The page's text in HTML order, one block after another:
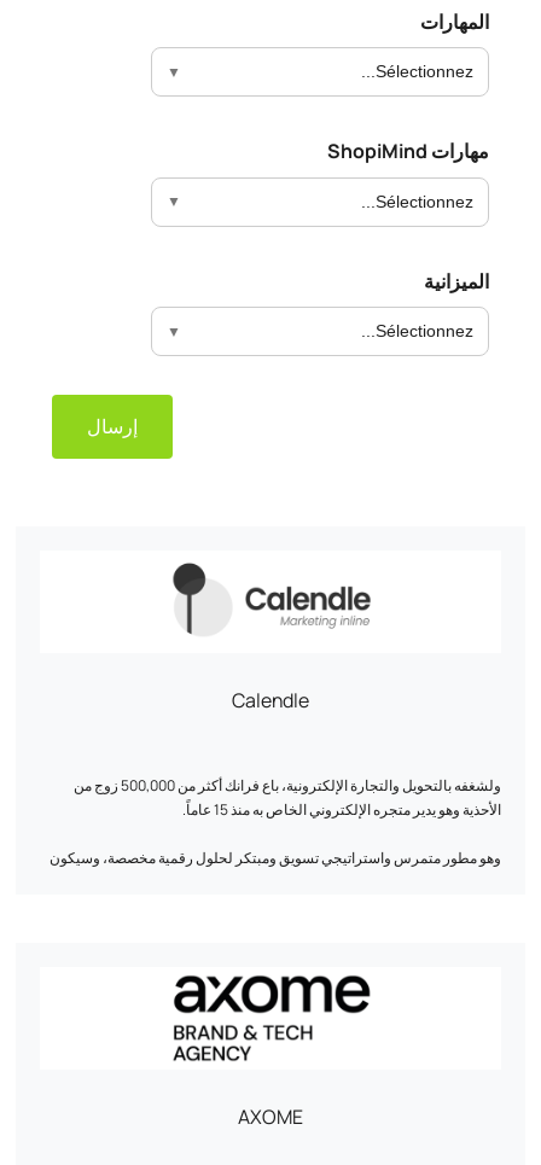
المهارات
Sélectionnez...
مهارات ShopiMind
Sélectionnez...
الميزانية
Sélectionnez...
إرسال
Calendle
ولشغفه بالتحويل والتجارة الإلكترونية، باع فرانك أكثر من 500,000 زوج من
الأحذية وهو يدير متجره الإلكتروني الخاص به منذ 15 عاماً.
وهو مطور متمرس واستراتيجي تسويق ومبتكر لحلول رقمية مخصصة، وسيكون
سلوك المستهلك لتحسين كل مرحلة من مراحل رحلة العميل، بدءاً من التفاعل
دعنا نناقش طموحاتك! يمكننا معاً تطوير استراتيجية مصممة خصيصاً لتتماشى
AXOME